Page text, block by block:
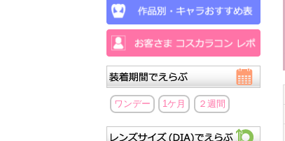
ワンデー 1ケ月 ２週間